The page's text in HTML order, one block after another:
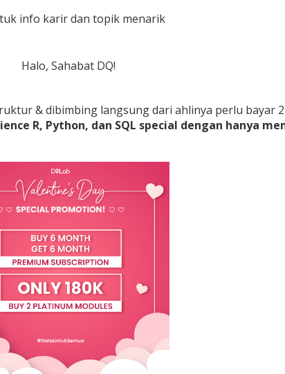
info karir dan topik menarik
Halo, Sahabat DQ!
& dibimbing langsung dari ahlinya perlu bayar
R, Python, dan SQL special dengan hanya